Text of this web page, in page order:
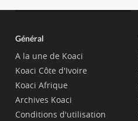
Général
A la une de Koaci
Koaci Côte d'Ivoire
Koaci Afrique
Archives Koaci
Conditions d'utilisation